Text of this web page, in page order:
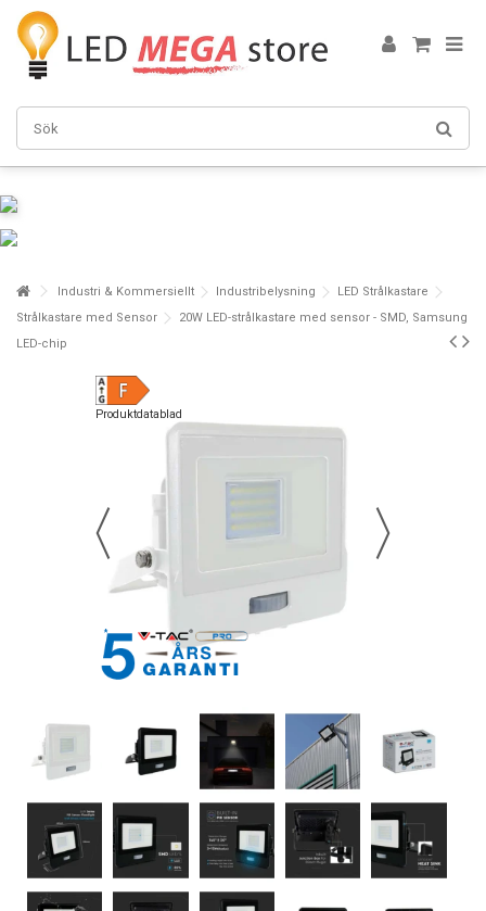
Industri & Kommersiellt Industribelysning
LED Strålkastare
Strålkastare med Sensor
20W LED-strålkastare med sensor - SMD, Samsung
LED-chip
Produktdatablad